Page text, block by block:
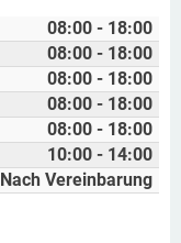
08:00 - 18:00
08:00 - 18:00
08:00 - 18:00
08:00 - 18:00
08:00 - 18:00
10:00 - 14:00
Nach Vereinbarung